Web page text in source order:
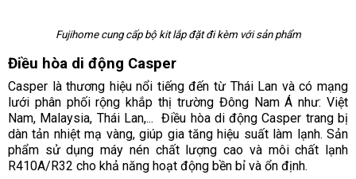
Fujihome cung cấp bộ kit lắp đặt đi kèm với sản phẩm
Điều hòa di động Casper
Casper là thương hiệu nổi tiếng đến từ Thái Lan và có mạng
lưới phân phối rộng khắp thị trường Đông Nam Á như: Việt
Nam, Malaysia, Thái Lan,... Điều hòa di động Casper trang bị
dàn tản nhiệt mạ vàng, giúp gia tăng hiệu suất làm lạnh. Sản
phẩm sử dụng máy nén chất lượng cao và môi chất lạnh
R410A/R32 cho khả năng hoạt động bền bỉ và ổn định.